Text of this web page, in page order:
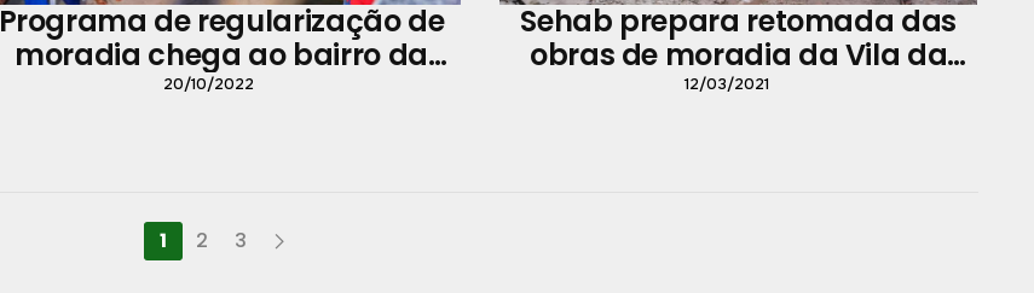
Programa de regularização de
moradia chega ao bairro da
Pedreira e reúne milhares de
20/10/2022
Sehab prepara retomada das
obras de moradia da Vila da
Barca até o fim de março
12/03/2021
1 2 3